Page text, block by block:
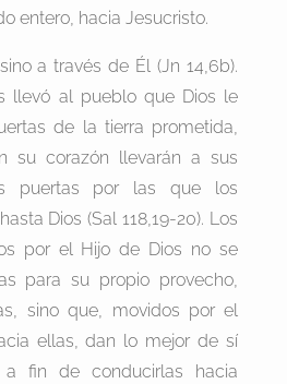
entero, hacia Jesucristo.
a través de Él (Jn 14,6b).
llevó al pueblo que Dios le
de la tierra prometida,
su corazón llevarán a sus
puertas por las que los
Dios (Sal 118,19-20). Los
por el Hijo de Dios no se
para su propio provecho,
sino que, movidos por el
ellas, dan lo mejor de sí
fin de conducirlas hacia